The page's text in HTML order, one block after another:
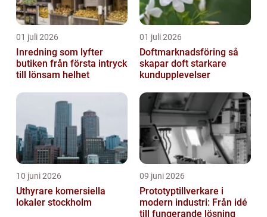
01 juli 2026
Inredning som lyfter
butiken från första intryck
till lönsam helhet
01 juli 2026
Doftmarknadsföring så
skapar doft starkare
kundupplevelser
10 juni 2026
Uthyrare komersiella
lokaler stockholm
09 juni 2026
Prototyptillverkare i
modern industri: Från idé
till fungerande lösning